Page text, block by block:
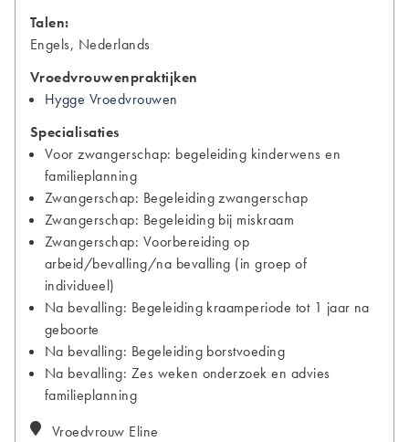
Talen:
Engels, Nederlands
Vroedvrouwenpraktijken
Hygge Vroedvrouwen
Specialisaties
Voor zwangerschap: begeleiding kinderwens en
familieplanning
Zwangerschap: Begeleiding zwangerschap
Zwangerschap: Begeleiding bij miskraam
Zwangerschap: Voorbereiding op
arbeid/bevalling/na bevalling (in groep of
individueel)
Na bevalling: Begeleiding kraamperiode tot 1 jaar na
geboorte
Na bevalling: Begeleiding borstvoeding
Na bevalling: Zes weken onderzoek en advies
familieplanning
Vroedvrouw Eline